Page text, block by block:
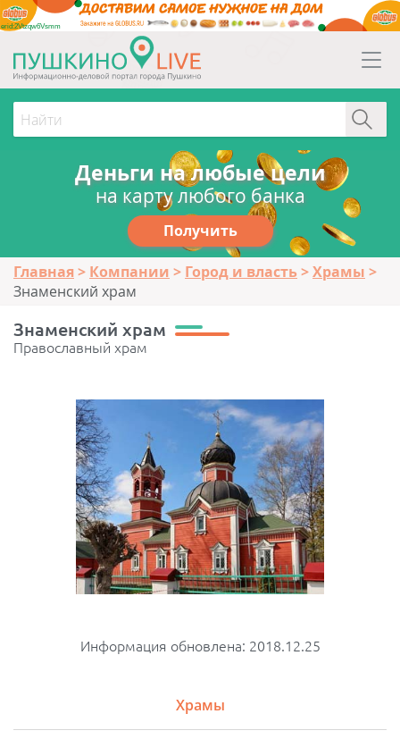
erid:2Vtzqw6Vsmm
Деньги на любые цели
на карту любого банка
Получить
Главная Компании Город и власть
Храмы
Знаменский храм
Знаменский храм
Православный храм
Информация обновлена: 2018.12.25
Храмы